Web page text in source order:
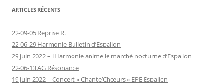
ARTICLES RÉCENTS
22-09-05 Reprise R.
22-06-29 Harmonie Bulletin d’Espalion
29 juin 2022 – l’Harmonie anime le marché nocturne d’Espalion
22-06-13 AG Résonance
19 juin 2022 – Concert « Chante’Chœurs » EPE Espalion